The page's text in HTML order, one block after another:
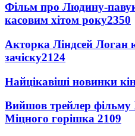
Фільм про Людину-
касовим хітом року2350
Акторка Ліндсей Логан
зачіску2124
Найцікавіші новинки
Вийшов трейлер фільму
Міцного горішка 2109